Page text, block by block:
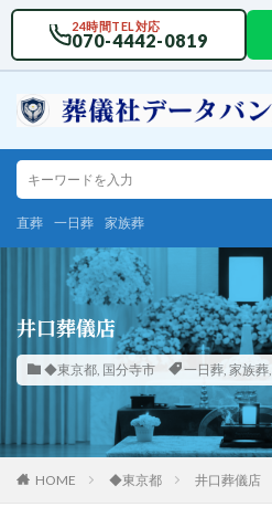
24時間TEL対応
070-4442-0819
直葬 一日葬 家族葬
井口葬儀店
◆東京都, 国分寺市 一日葬, 家族葬,
HOME ◆東京都 井口葬儀店